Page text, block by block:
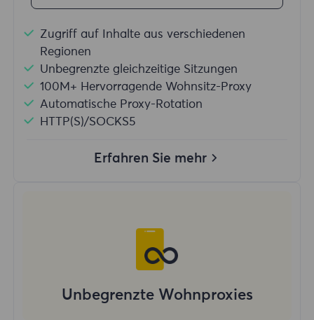
Zugriff auf Inhalte aus verschiedenen
Regionen
Unbegrenzte gleichzeitige Sitzungen
100M+ Hervorragende Wohnsitz-Proxy
Automatische Proxy-Rotation
HTTP(S)/SOCKS5
Erfahren Sie mehr
Unbegrenzte Wohnproxies